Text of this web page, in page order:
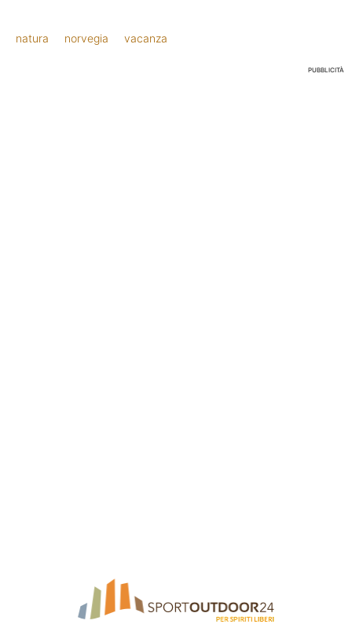
natura norvegia vacanza
PUBBLICITÀ